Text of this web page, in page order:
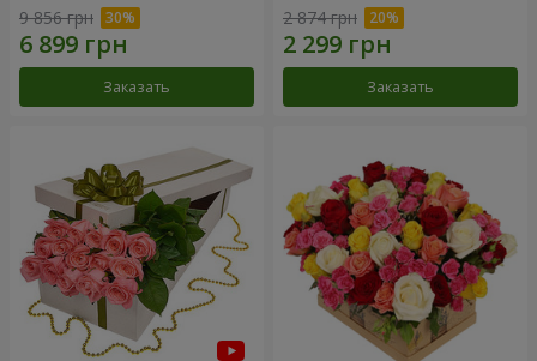
9 856 грн
Заказать
2 874 грн
Заказать